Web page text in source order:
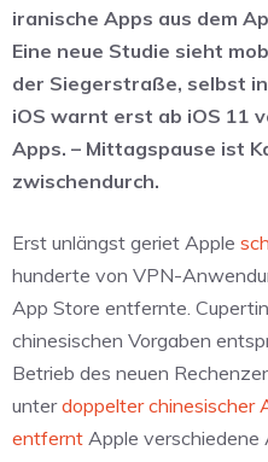
iranische Apps aus dem
Eine neue Studie sieht
der Siegerstraße, selbst in
iOS warnt erst ab iOS 11
Apps. – Mittagspause ist
zwischendurch.
Erst unlängst geriet Apple
hunderte von VPN-
App Store entfernte.
chinesischen Vorgaben
Betrieb des neuen
unterdoppelter chinesischer
entfernt Apple verschiedene